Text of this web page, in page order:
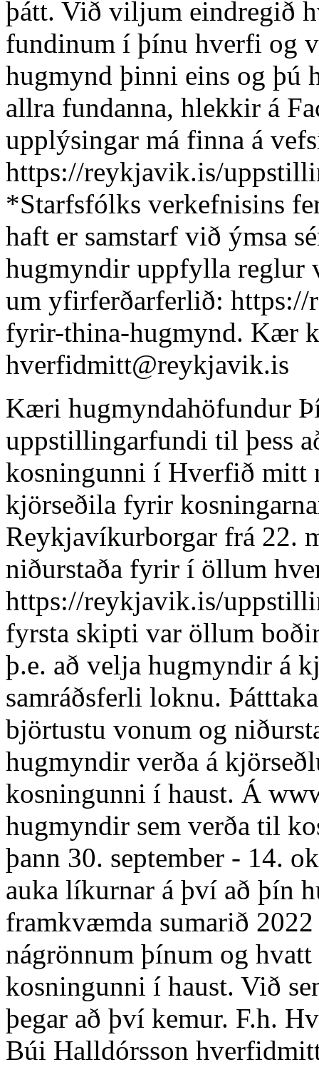
þátt. Við viljum eindregið
fundinum í þínu hverfi og
hugmynd þinni eins og
allra fundanna, hlekkir á
upplýsingar má finna á
https://reykjavik.is/
*Starfsfólks verkefnisins
haft er samstarf við ýmsa
hugmyndir uppfylla reglur
um yfirferðarferlið:
fyrir-thina-hugmynd. Kær
hverfidmitt@reykjavik.is
Kæri hugmyndahöfundur
uppstillingarfundi til þess
kosningunni í Hverfið mitt
kjörseðila fyrir
Reykjavíkurborgar frá 22.
niðurstaða fyrir í öllum
https://reykjavik.is/
fyrsta skipti var öllum
þ.e. að velja hugmyndir á
samráðsferli loknu.
björtustu vonum og
hugmyndir verða á
kosningunni í haust. Á
hugmyndir sem verða til
þann 30. september - 14.
auka líkurnar á því að þín
framkvæmda sumarið
nágrönnum þínum og
kosningunni í haust. Við
þegar að því kemur. F.h.
Búi Halldórsson